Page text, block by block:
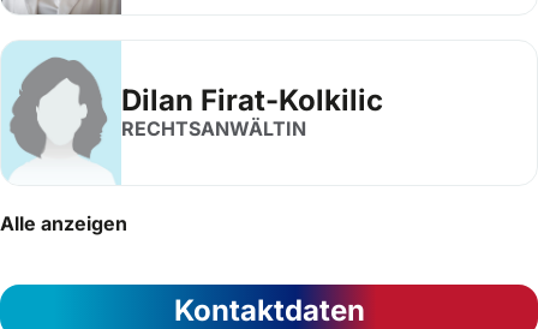
Dilan Firat-Kolkilic
RECHTSANWÄLTIN
Alle anzeigen
Kontaktdaten